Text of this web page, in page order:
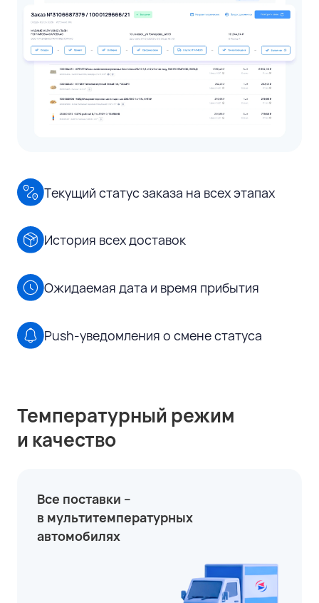
Текущий статус заказа на всех этапах
История всех доставок
Ожидаемая дата и время прибытия
Push-уведомления о смене статуса
Температурный режим
и качество
Все поставки –
в мультитемпературных
автомобилях